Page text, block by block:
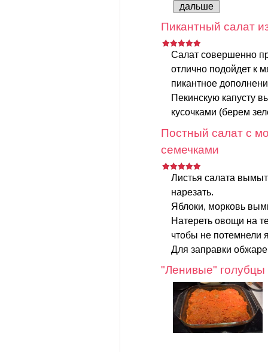
дальше
Пикантный салат
Салат совершенно
отлично подойдет к
пикантное
Пекинскую капусту
кусочками (берем
Постный салат с
семечками
Листья салата
нарезать.
Яблоки, морковь
Натереть овощи на
чтобы не потемнели
Для заправки
"Ленивые" голубцы